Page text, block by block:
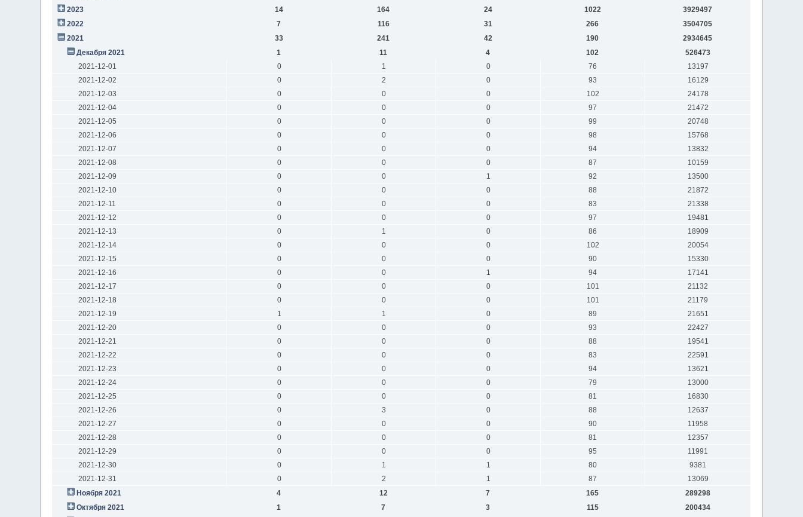
2023
14 164 24 1022
3929497
2022
7 116 31 266
3504705
2021
33 241 42 190
2934645
Декабря 2021
1 11 4 102
526473
2021-12-01
0 1 0 76
13197
2021-12-02
0 2 0 93
16129
2021-12-03
0 0 0 102
24178
2021-12-04
0 0 0 97
21472
2021-12-05
0 0 0 99
20748
2021-12-06
0 0 0 98
15768
2021-12-07
0 0 0 94
13832
2021-12-08
0 0 0 87
10159
2021-12-09
0 0 1 92
13500
2021-12-10
0 0 0 88
21872
2021-12-11
0 0 0 83
21338
2021-12-12
0 0 0 97
19481
2021-12-13
0 1 0 86
18909
2021-12-14
0 0 0 102
20054
2021-12-15
0 0 0 90
15330
2021-12-16
0 0 1 94
17141
2021-12-17
0 0 0 101
21132
2021-12-18
0 0 0 101
21179
2021-12-19
1 1 0 89
21651
2021-12-20
0 0 0 93
22427
2021-12-21
0 0 0 88
19541
2021-12-22
0 0 0 83
22591
2021-12-23
0 0 0 94
13621
2021-12-24
0 0 0 79
13000
2021-12-25
0 0 0 81
16830
2021-12-26
0 3 0 88
12637
2021-12-27
0 0 0 90
11958
2021-12-28
0 0 0 81
12357
2021-12-29
0 0 0 95
11991
2021-12-30
0 1 1 80
9381
2021-12-31
0 2 1 87
13069
Ноября 2021
4 12 7 165
289298
Октября 2021
1 7 3 115 200434